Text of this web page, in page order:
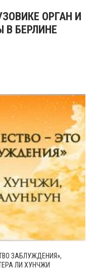
ОРГАН И
БЕРЛИНЕ
ЗАБЛУЖДЕНИЯ»,
ЛИ ХУНЧЖИ